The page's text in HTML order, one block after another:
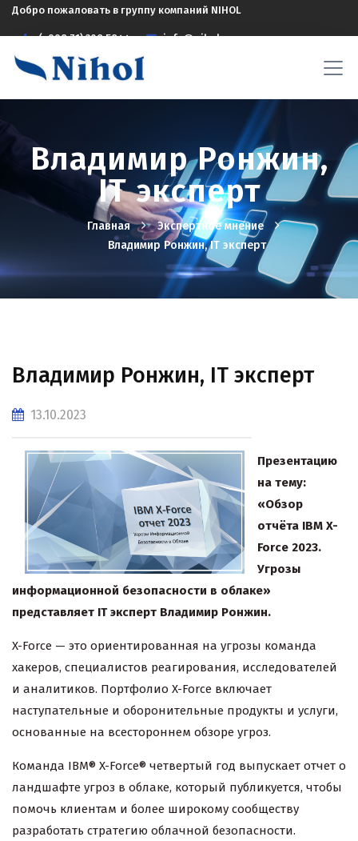
Добро пожаловать в группу компаний NIHOL
(+998 71) 208 5844 info@nihol.uz
Владимир Ронжин,
IT эксперт
Главная
Экспертное мнение
Владимир Ронжин, IT эксперт
Владимир Ронжин, IT эксперт
13.10.2023
Презентацию
на тему:
«Обзор
отчёта IBM X-
Force 2023.
Угрозы
информационной безопасности в облаке»
представляет ITэксперт Владимир Ронжин.
X-Force — это ориентированная на угрозы команда
хакеров, специалистов реагирования, исследователей
и аналитиков. Портфолио X-Force включает
наступательные и оборонительные продукты и услуги,
основанные на всестороннем обзоре угроз.
Команда IBM® X-Force® четвертый год выпускает отчет о
ландшафте угроз в облаке, который публикуется, чтобы
помочь клиентам и более широкому сообществу
разработать стратегию облачной безопасности.